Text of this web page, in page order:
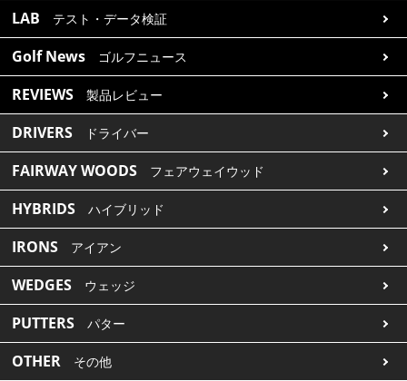
LAB テスト・データ検証
Golf News ゴルフニュース
REVIEWS 製品レビュー
DRIVERS ドライバー
FAIRWAY WOODS フェアウェイウッド
HYBRIDS ハイブリッド
IRONS アイアン
WEDGES ウェッジ
PUTTERS パター
OTHER その他